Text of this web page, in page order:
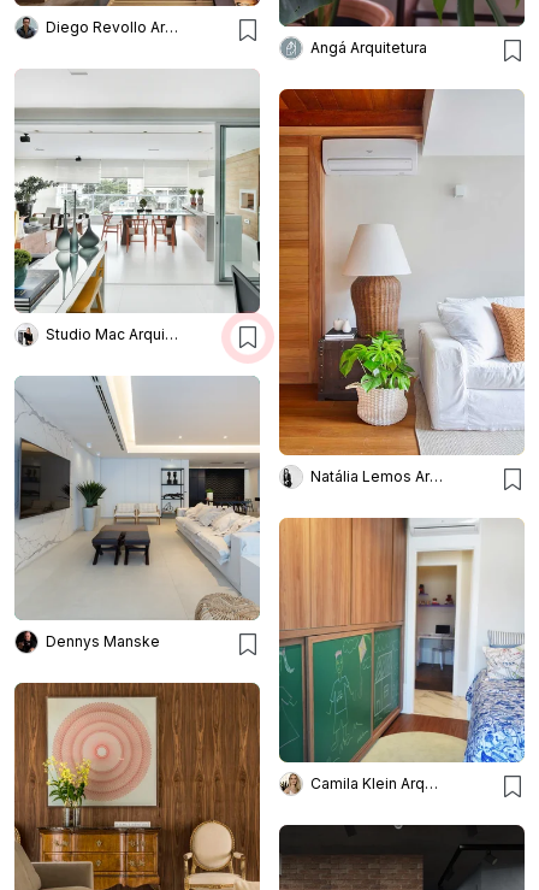
Angá Arquitetura
Diego Revollo Arquitetura
Studio Mac Arquitetura e Interiores
Natália Lemos Arquitetura
Dennys Manske
Camila Klein Arquiteta